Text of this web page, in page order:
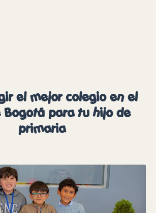
el mejor colegio en el
Bogotá para tu hijo de
primaria